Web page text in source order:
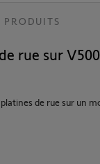
PRODUITS
rue sur
de rue sur un